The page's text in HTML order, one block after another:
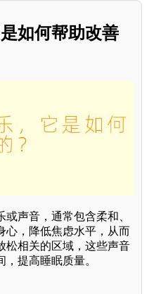
如何帮助改善
声音，通常包含柔和、
心，降低焦虑水平，从而
松相关的区域，这些声音
提高睡眠质量。